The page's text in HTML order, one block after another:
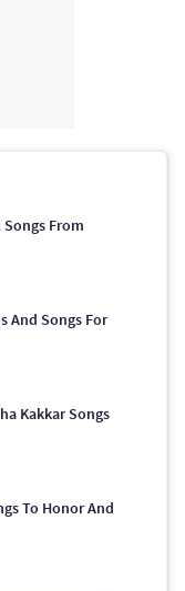
Songs From
And Songs For
Kakkar Songs
To Honor And